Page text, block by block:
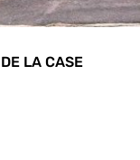
LA CASE